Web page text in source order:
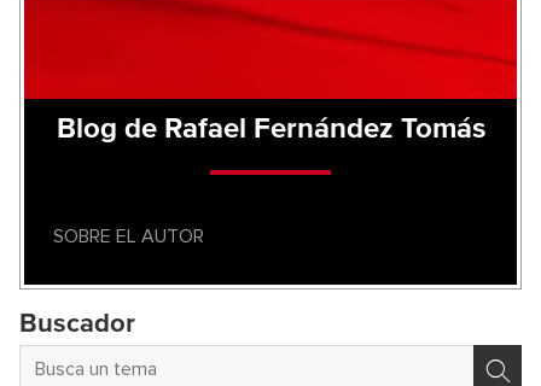
Blog de Rafael Fernández Tomás
SOBRE EL AUTOR
Buscador